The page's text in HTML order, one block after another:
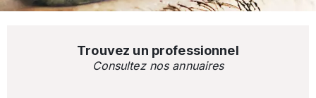
Trouvez un professionnel
Consultez nos annuaires